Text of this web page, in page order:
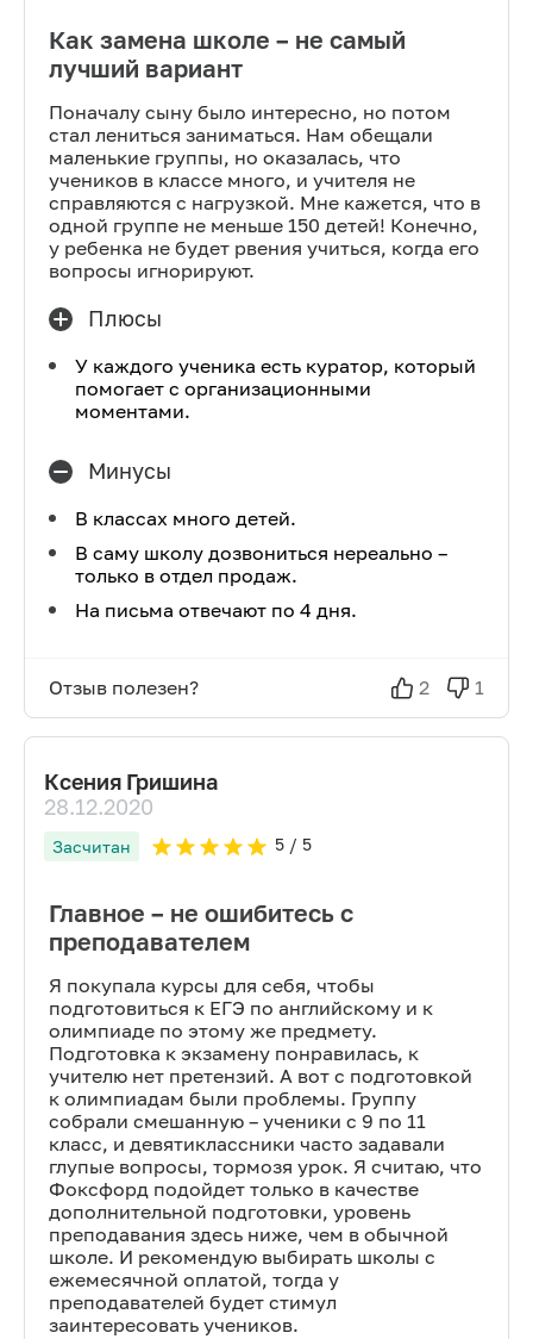
Как замена школе – не самый
лучший вариант
Поначалу сыну было интересно, но потом
стал лениться заниматься. Нам обещали
маленькие группы, но оказалась, что
учеников в классе много, и учителя не
справляются с нагрузкой. Мне кажется, что в
одной группе не меньше 150 детей! Конечно,
у ребенка не будет рвения учиться, когда его
вопросы игнорируют.
Плюсы
У каждого ученика есть куратор, который
помогает с организационными
моментами.
Минусы
В классах много детей.
В саму школу дозвониться нереально –
только в отдел продаж.
На письма отвечают по 4 дня.
Отзыв полезен? 2 1
Ксения Гришина
28.12.2020
Засчитан 5/ 5
Главное – не ошибитесь с
преподавателем
Я покупала курсы для себя, чтобы
подготовиться к ЕГЭ по английскому и к
олимпиаде по этому же предмету.
Подготовка к экзамену понравилась, к
учителю нет претензий. А вот с подготовкой
к олимпиадам были проблемы. Группу
собрали смешанную – ученики с 9 по 11
класс, и девятиклассники часто задавали
глупые вопросы, тормозя урок. Я считаю, что
Фоксфорд подойдет только в качестве
дополнительной подготовки, уровень
преподавания здесь ниже, чем в обычной
школе. И рекомендую выбирать школы с
ежемесячной оплатой, тогда у
преподавателей будет стимул
заинтересовать учеников.